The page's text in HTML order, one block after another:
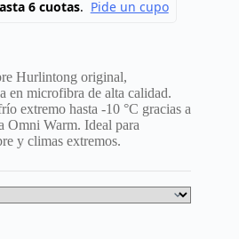
Hurlintong original,
en microfibra de alta calidad.
extremo hasta -10 °C gracias a
Omni Warm. Ideal para
y climas extremos.